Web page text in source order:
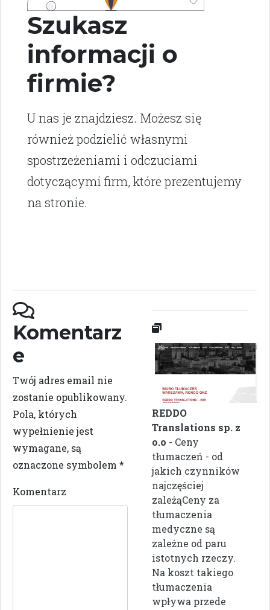
Szukasz
informacji o
firmie?
U nas je znajdziesz. Możesz się
również podzielić własnymi
spostrzeżeniami i odczuciami
dotyczącymi firm, które prezentujemy
na stronie.
Komentarz
e
Twój adres email nie
zostanie opublikowany.
Pola, których
wypełnienie jest
wymagane, są
oznaczone symbolem *
Komentarz
REDDO
Translations sp. z
o.o - Ceny
tłumaczeń - od
jakich czynników
najczęściej
zależąCeny za
tłumaczenia
medyczne są
zależne od paru
istotnych rzeczy.
Na koszt takiego
tłumaczenia
wpływa przede